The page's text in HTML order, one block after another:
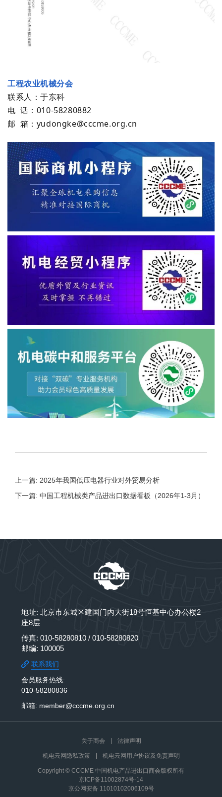
工程农业机械分会
联系人：于东科
电 话： 010-58280882
邮 箱：yudongke@cccme.org.cn
上一篇: 2025年我国低压电器行业对外贸易分析
下一篇: 中国工程机械类产品进出口数据看板（2026年1-3月）
地址: 北京市东城区建国门内大街18号恒基中心办公楼2
座8层
传真: 010-58280810 / 010-58280820
邮编: 100005
联系我们
会员服务热线:
010-58280836
邮箱: member@cccme.org.cn
关于商会 法律声明
机电云网隐私政策 机电云网用户协议及免责声明
Copyright © CCCME 中国机电产品进出口商会版权所有
京ICP备11002874号-14
京公网安备 11010102006109号